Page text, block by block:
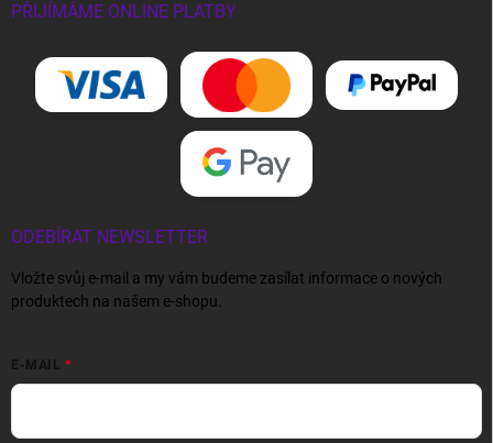
PŘIJÍMÁME ONLINE PLATBY
ODEBÍRAT NEWSLETTER
Vložte svůj e-mail a my vám budeme zasílat informace o nových
produktech na našem e-shopu.
E-MAIL